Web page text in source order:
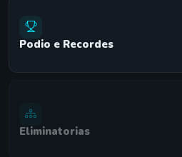
Podio e Recordes
Eliminatorias